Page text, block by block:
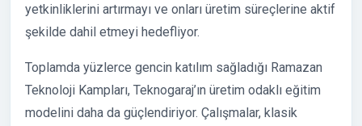
yetkinliklerini artırmayı ve onları üretim süreçlerine aktif
şekilde dahil etmeyi hedefliyor.
Toplamda yüzlerce gencin katılım sağladığı Ramazan
Teknoloji Kampları, Teknogaraj’ın üretim odaklı eğitim
modelini daha da güçlendiriyor. Çalışmalar, klasik